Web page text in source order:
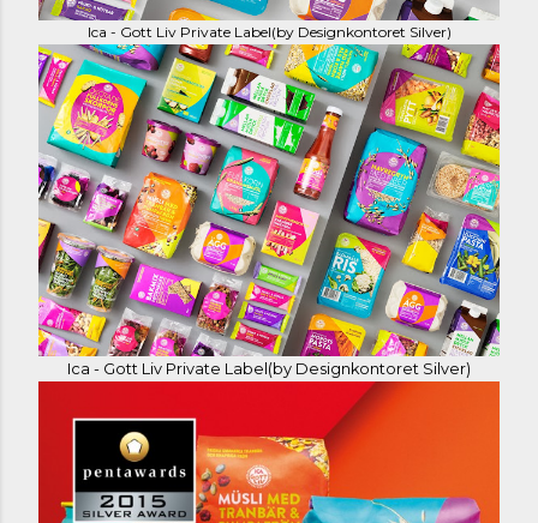
Ica - Gott Liv Private Label(by Designkontoret Silver)
Ica - Gott Liv Private Label(by Designkontoret Silver)